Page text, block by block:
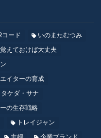
コード
いのまたむつみ
えておけば大丈夫
イターの育成
タケダ・サナ
の生存戦略
トレイジャン